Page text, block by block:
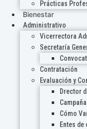
Prácticas
Bienestar
Administrativo
Vicerrectora
Secretaría
Contratación
Evaluación y
Drector
Cómo
Entes de